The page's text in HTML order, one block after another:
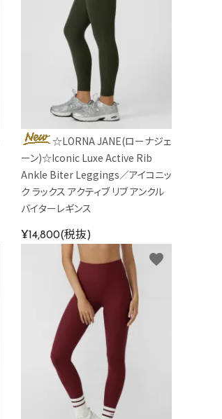
☆LORNA JANE(ローナジェ
ーン)☆Iconic Luxe Active Rib
Ankle Biter Leggings／アイコニッ
ク ラックス アクティブ リブ アンクル
バイターレギンス
¥14,800(税抜)
favorite